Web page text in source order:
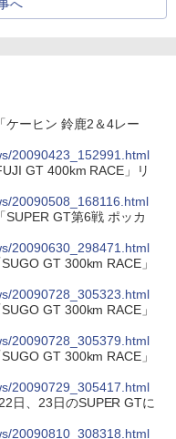
へ
ケーヒン 鈴鹿2＆4レー
20090423_152991.html
GT 400km RACE」リ
20090508_168116.html
SUPER GT第6戦 ポッカ
20090630_298471.html
GT 300km RACE」
20090728_305323.html
GT 300km RACE」
20090728_305379.html
GT 300km RACE」
20090729_305417.html
日、23日のSUPER GTに
20090810_308318.html